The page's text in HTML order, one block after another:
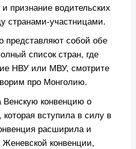
признание водительских
странами-участницами.
представляют собой обе
список стран, где
НВУ или МВУ, смотрите
про Монголию.
Венскую конвенцию о
вступила в силу в
расширила и
конвенции,